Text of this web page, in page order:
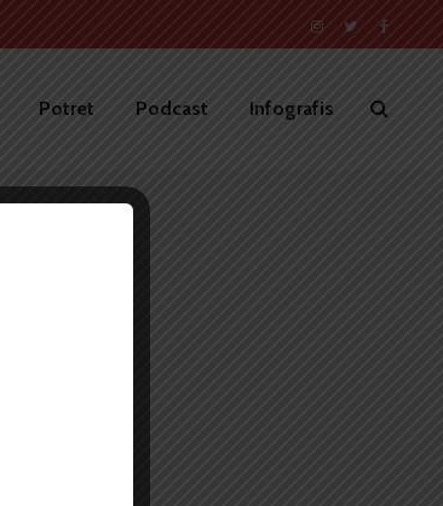
Potret Podcast Infografis